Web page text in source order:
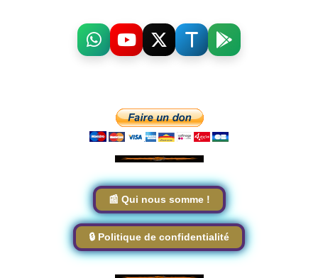
📰 Qui nous somme !
🔒 Politique de confidentialité